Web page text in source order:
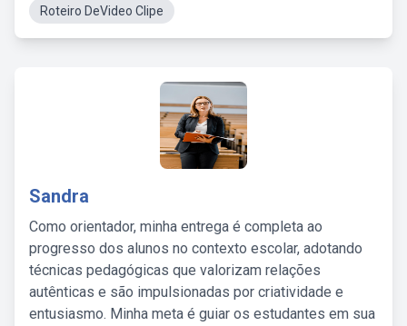
Roteiro DeVideo Clipe
Sandra
Como orientador, minha entrega é completa ao
progresso dos alunos no contexto escolar, adotando
técnicas pedagógicas que valorizam relações
autênticas e são impulsionadas por criatividade e
entusiasmo. Minha meta é guiar os estudantes em sua